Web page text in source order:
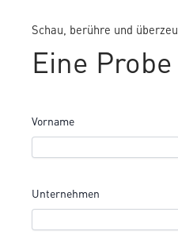
Schau, berühre und
Eine
Vorname
Unternehmen